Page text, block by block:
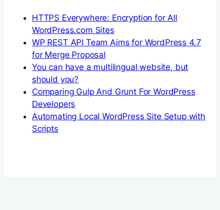
HTTPS Everywhere: Encryption for All
WordPress.com Sites
WP REST API Team Aims for WordPress 4.7
for Merge Proposal
You can have a multilingual website, but
should you?
Comparing Gulp And Grunt For WordPress
Developers
Automating Local WordPress Site Setup with
Scripts